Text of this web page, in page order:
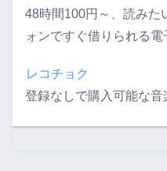
48時間100円～、読みた
ォンですぐ借りられる
レコチョク
登録なしで購入可能な音